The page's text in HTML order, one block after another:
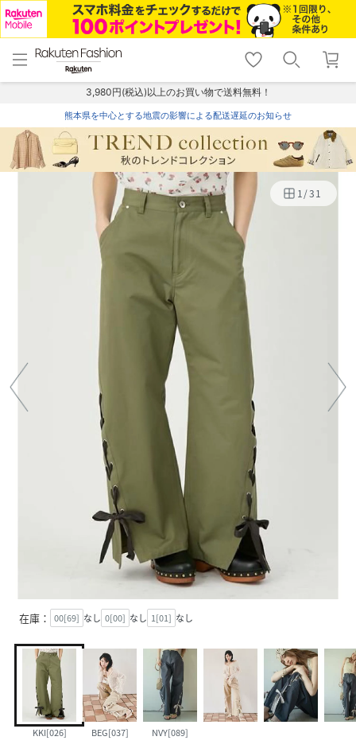
menu home
トップ
shopping_cart lock_outline
ログイン
3,980円(税込)以上のお買い物で送料無料！
熊本県を中心とする地震の影響による配送遅延のお知らせ
1/31
在庫： 00[69] なし 0[00] なし 1[01] なし
KKI[026] BEG[037] NVY[089]